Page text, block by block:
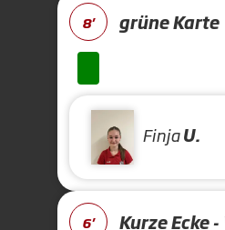
8' grüne Karte
FinjaU.
6' Kurze Ecke